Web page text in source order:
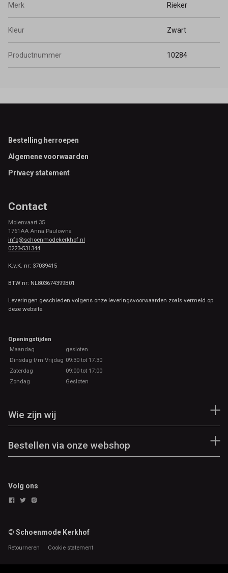
Merk Rieker
Kleur Zwart
Productnummer 10284
Footer
Bestelling herroepen
Algemene voorwaarden
Privacy statement
Contact
Molenvaart 35
1761AA Anna Paulowna
info@schoenmodekerkhof.nl
0223-531344
K.v.K. nr: 37039415
BTW nr: NL803674399B01
Leveringen geschieden volgens onze leveringsvoorwaarden zoals vermeld op
deze website.
Openingstijden
Maandag
gesloten
Dinsdag t/m Vrijdag 09:30 tot 17.30
Zaterdag
09:00 tot 17:00
Zondag
Gesloten
Wie zijn wij
Bestellen via onze webshop
Volg ons
© Schoenmode Kerkhof
Retourneren Cookie statement